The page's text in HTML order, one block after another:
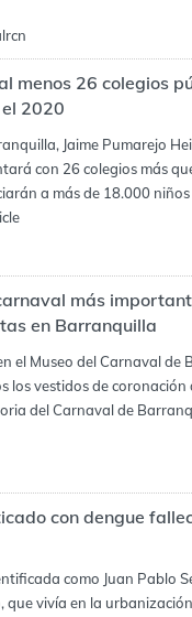
menos 26 colegios
2020
Jaime Pumarejo
con 26 colegios más
a más de 18.000
más
en Barranquilla
el Museo del Carnaval de
los vestidos de coronación
del Carnaval de
con dengue
como Juan Pablo
que vivía en la